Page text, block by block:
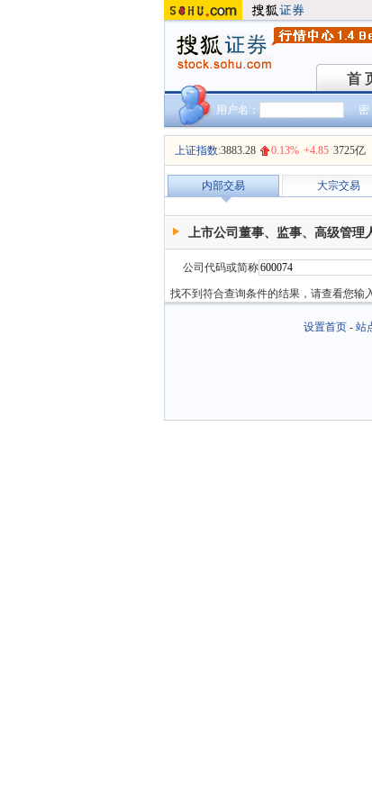
首
首
用户名： 密
上证指数:3883.28 0.13% +4.85 3725亿
内部交易 大宗交易
上市公司董事、监事、高级管理
公司代码或简称
找不到符合查询条件的结果，请查看您输
设置首页- 站